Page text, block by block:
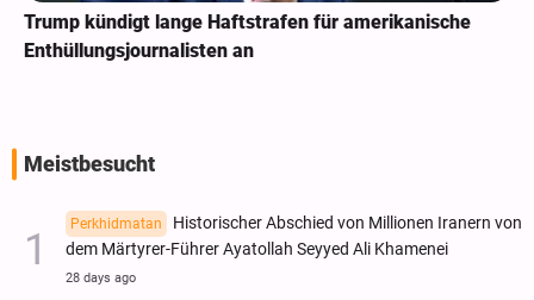
Trump kündigt lange Haftstrafen für amerikanische
Enthüllungsjournalisten an
Meistbesucht
Perkhidmatan
Historischer Abschied von Millionen Iranern von
dem Märtyrer-Führer Ayatollah Seyyed Ali Khamenei
28 days ago